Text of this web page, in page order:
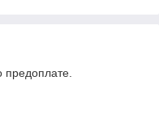
предоплате.